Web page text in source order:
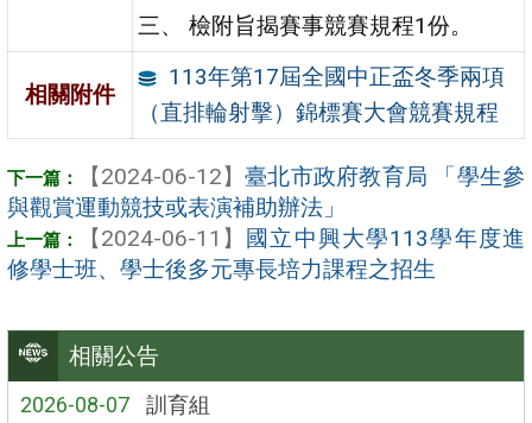
相關公告
2026-08-07 訓育組
三、 檢附旨揭賽事競賽規程1份。
相關附件
113年第17屆全國中正盃冬季兩項
（直排輪射擊）錦標賽大會競賽規程
【2024-06-12】 臺北市政府教育局 「學生參
與觀賞運動競技或表演補助辦法」
【2024-06-11】 國立中興大學113學年度進
修學士班、學士後多元專長培力課程之招生